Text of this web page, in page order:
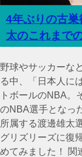
4年ぶりの古
太のこれまで
野球やサッカーな
る中、「日本人に
トボールのNBA。
のNBA選手となっ
所属する渡邊雄太
グリズリーズに復
めてみました！ 関